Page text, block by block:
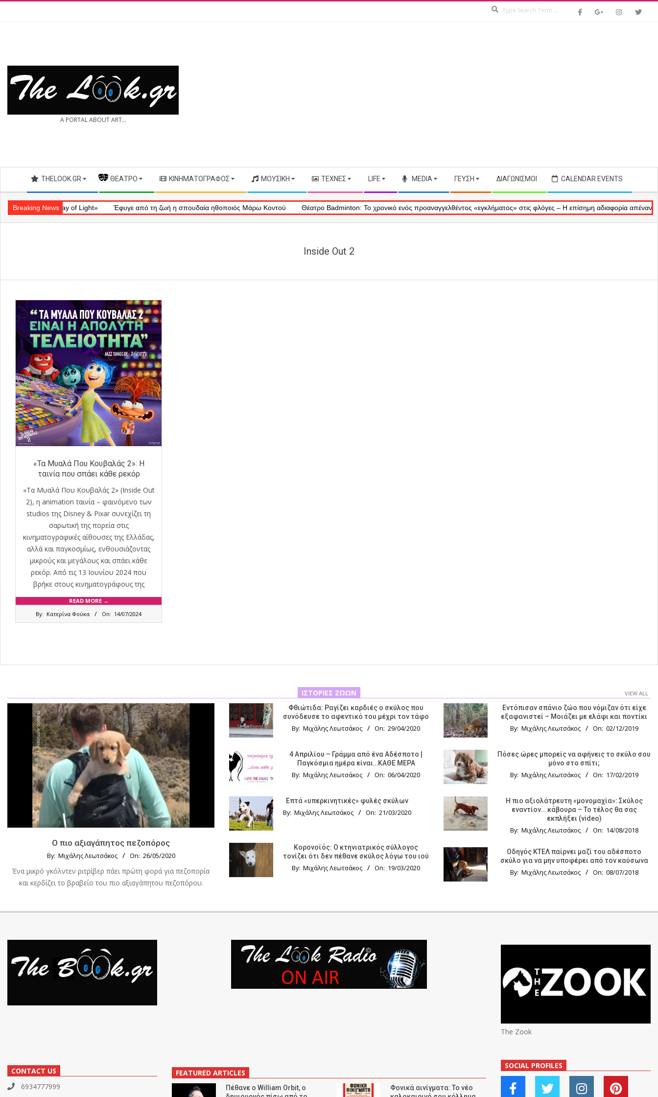
THE A PORTAL ABOUT ART...
Secondary
Navigation
Menu
THELOOK.GR — ΘΈΑΤΡΟ ΚΙΝΗΜΑΤΟΓΡΆΦΟΣ ΜΟΥΣΙΚΉ ΤΈΧΝΕΣ LIFE MEDIA ΓΕΎΣΗ ΔΙΑΓΩΝΙΣΜΟΊ CALENDAR EVENTS
Breaking News
«Ray of Light» Έφυγε από τη ζωή η σπουδαία ηθοποιός Μάρω Κοντού Θέατρο Badminton: Το χρονικό ενός προαναγγελθέντος «εγκλήματος» στις φλόγες – Η επίσημη αδιαφορία απέναντι στις
Inside Out 2
«Τα Μυαλά Που Κουβαλάς 2»: Η
ταινία που σπάει κάθε ρεκόρ
«Τα Μυαλά Που Κουβαλάς 2» (Inside Out
2), η animation ταινία – φαινόμενο των
studios της Disney & Pixar συνεχίζει τη
σαρωτική της πορεία στις
κινηματογραφικές αίθουσες της Ελλάδας,
αλλά και παγκοσμίως, ενθουσιάζοντας
μικρούς και μεγάλους και σπάει κάθε
ρεκόρ. Από τις 13 Ιουνίου 2024 που
βρήκε στους κινηματογράφους της
READ MORE →
By: Κατερίνα Φούκα On: 14/07/2024
ΙΣΤΟΡΊΕΣ ΖΏΩΝ VIEW ALL
Ο πιο αξιαγάπητος πεζοπόρος
By: Μιχάλης Λεωτσάκος On: 26/05/2020
Ένα μικρό γκόλντεν ριτρίβερ πάει πρώτη φορά για πεζοπορία
και κερδίζει το βραβείο του πιο αξιαγάπητου πεζοπόρου.
Φθιώτιδα: Ραγίζει καρδιές ο σκύλος που
συνόδευσε το αφεντικό του μέχρι τον τάφο
By: Μιχάλης Λεωτσάκος On: 29/04/2020
4 Απριλίου – Γράμμα από ένα Αδέσποτο |
Παγκόσμια ημέρα είναι…ΚΑΘΕ ΜΕΡΑ
By: Μιχάλης Λεωτσάκος On: 06/04/2020
Επτά «υπερκινητικές» φυλές σκύλων
By: Μιχάλης Λεωτσάκος On: 21/03/2020
Κορονοϊός: Ο κτηνιατρικός σύλλογος
τονίζει ότι δεν πέθανε σκύλος λόγω του ιού
By: Μιχάλης Λεωτσάκος On: 19/03/2020
Εντόπισαν σπάνιο ζώο που νόμιζαν ότι είχε
εξαφανιστεί – Μοιάζει με ελάφι και ποντίκι
By: Μιχάλης Λεωτσάκος On: 02/12/2019
Πόσες ώρες μπορείς να αφήνεις το σκύλο σου
μόνο στο σπίτι;
By: Μιχάλης Λεωτσάκος On: 17/02/2019
Η πιο αξιολάτρευτη «μονομαχία»: Σκύλος
εναντίον… κάβουρα – Το τέλος θα σας
εκπλήξει (video)
By: Μιχάλης Λεωτσάκος On: 14/08/2018
Οδηγός KTΕΛ παίρνει μαζί του αδέσποτο
σκύλο για να μην υποφέρει από τον καύσωνα
By: Μιχάλης Λεωτσάκος On: 08/07/2018
CONTACT US
6934777999
FEATURED ARTICLES
Πέθανε ο William Orbit, ο
Φονικά αινίγματα: Το νέο
The Zook
SOCIAL PROFILES